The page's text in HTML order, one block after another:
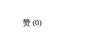
赞 (0)